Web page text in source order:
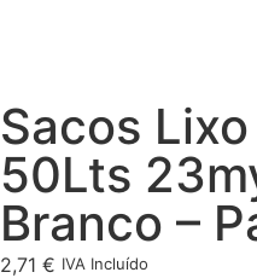
Sacos
50Lts
Branco –
2,71 € IVA Incluído